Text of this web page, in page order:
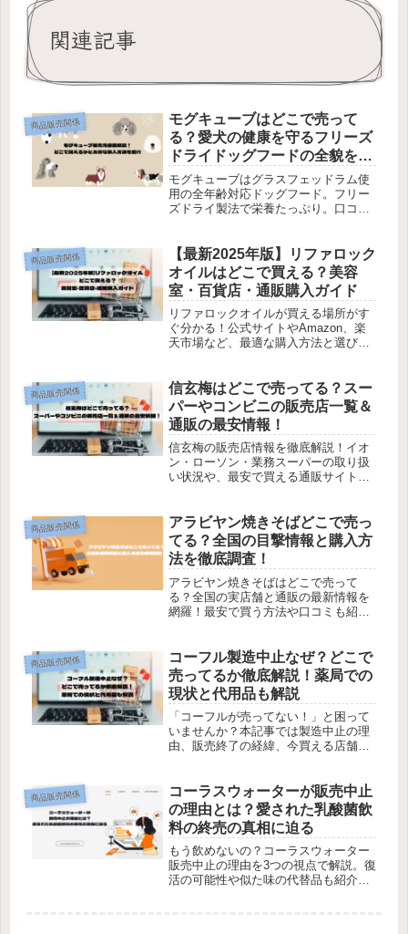
関連記事
商品販売関係
モグキューブはどこで売って
る？愛犬の健康を守るフリーズ
ドライドッグフードの全貌を徹
底解説
モグキューブはグラスフェッドラム使
用の全年齢対応ドッグフード。フリー
ズドライ製法で栄養たっぷり。口コミ
商品販売関係
【最新2025年版】リファロック
オイルはどこで買える？美容
室・百貨店・通販購入ガイド
リファロックオイルが買える場所がす
ぐ分かる！公式サイトやAmazon、楽
天市場など、最適な購入方法と選び方
商品販売関係
信玄梅はどこで売ってる？スー
パーやコンビニの販売店一覧＆
通販の最安情報！
信玄梅の販売店情報を徹底解説！イオ
ン・ローソン・業務スーパーの取り扱
い状況や、最安で買える通販サイトも
商品販売関係
アラビヤン焼きそばどこで売っ
てる？全国の目撃情報と購入方
法を徹底調査！
アラビヤン焼きそばはどこで売って
る？全国の実店舗と通販の最新情報を
網羅！最安で買う方法や口コミも紹
商品販売関係
コーフル製造中止なぜ？どこで
売ってるか徹底解説！薬局での
現状と代用品も解説
「コーフルが売ってない！」と困って
いませんか？本記事では製造中止の理
由、販売終了の経緯、今買える店舗や
商品販売関係
コーラスウォーターが販売中止
の理由とは？愛された乳酸菌飲
料の終売の真相に迫る
もう飲めないの？コーラスウォーター
販売中止の理由を3つの視点で解説。復
活の可能性や似た味の代替品も紹介！